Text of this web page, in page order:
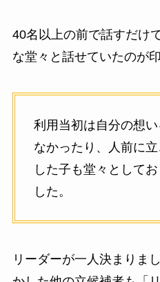
40名以上の前で話すだけ
な堂々と話せていたのが
利用当初は自分の想
なかったり、人前に
した子も堂々として
した。
リーダーが一人決まりま